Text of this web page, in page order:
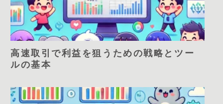
高速取引で利益を狙うための戦略とツー
ルの基本